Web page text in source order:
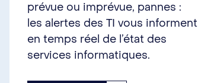
prévue ou imprévue, pannes :
les alertes des TI vous informent
en temps réel de l’état des
services informatiques.